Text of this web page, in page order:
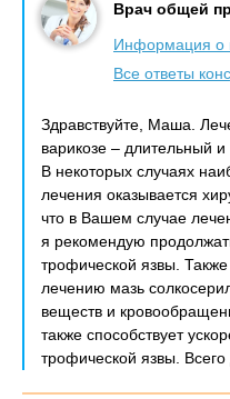
Врач общей
Информация о
Все ответы
Здравствуйте, Маша.
варикозе – длительный
В некоторых случаях
лечения оказывается
что в Вашем случае
я рекомендую
трофической язвы.
лечению мазь
веществ и
также способствует
трофической язвы. Всего